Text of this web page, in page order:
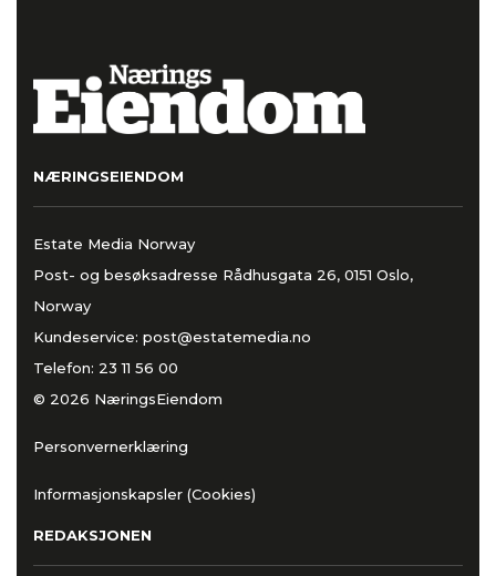
NÆRINGSEIENDOM
Estate Media Norway
Post- og besøksadresse Rådhusgata 26, 0151 Oslo,
Norway
Kundeservice: post@estatemedia.no
Telefon: 23 11 56 00
© 2026 NæringsEiendom
Personvernerklæring
Informasjonskapsler (Cookies)
REDAKSJONEN